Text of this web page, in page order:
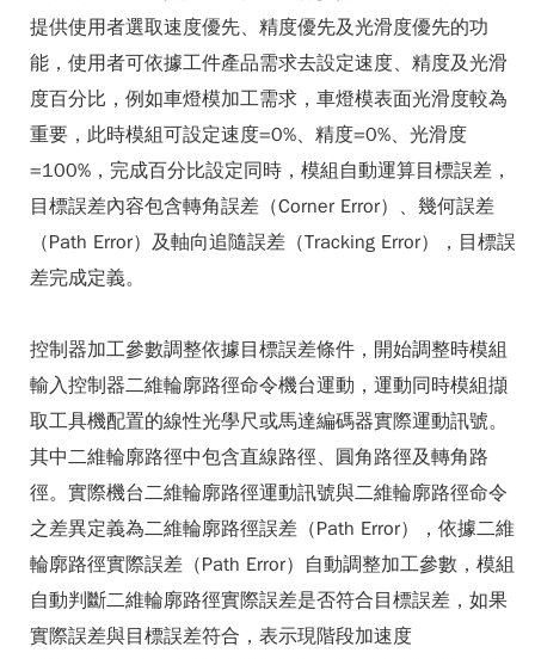
提供使用者選取速度優先、精度優先及光滑度優先的功
能，使用者可依據工件產品需求去設定速度、精度及光滑
度百分比，例如車燈模加工需求，車燈模表面光滑度較為
重要，此時模組可設定速度=0%、精度=0%、光滑度
=100%，完成百分比設定同時，模組自動運算目標誤差，
目標誤差內容包含轉角誤差（Corner Error）、幾何誤差
（Path Error）及軸向追隨誤差（Tracking Error），目標誤
差完成定義。
控制器加工參數調整依據目標誤差條件，開始調整時模組
輸入控制器二維輪廓路徑命令機台運動，運動同時模組擷
取工具機配置的線性光學尺或馬達編碼器實際運動訊號。
其中二維輪廓路徑中包含直線路徑、圓角路徑及轉角路
徑。實際機台二維輪廓路徑運動訊號與二維輪廓路徑命令
之差異定義為二維輪廓路徑誤差（Path Error），依據二維
輪廓路徑實際誤差（Path Error）自動調整加工參數，模組
自動判斷二維輪廓路徑實際誤差是否符合目標誤差，如果
實際誤差與目標誤差符合，表示現階段加速度